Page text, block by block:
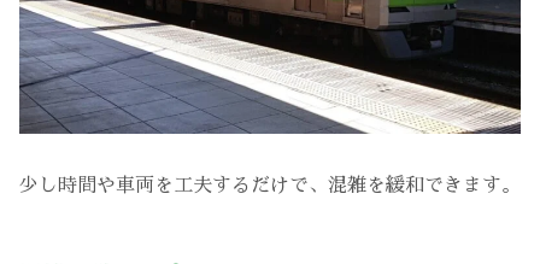
少し時間や車両を工夫するだけで、混雑を緩和できます。